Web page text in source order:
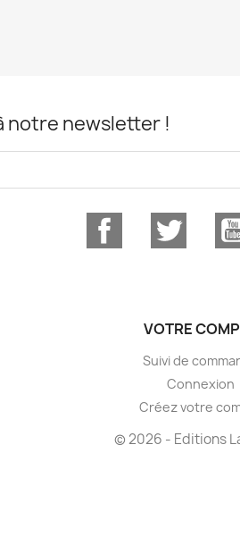
notre newsletter !
Facebook Twitter
VOTRE
Suivi de
Connexion
Créez votre
© 2026 - Editions